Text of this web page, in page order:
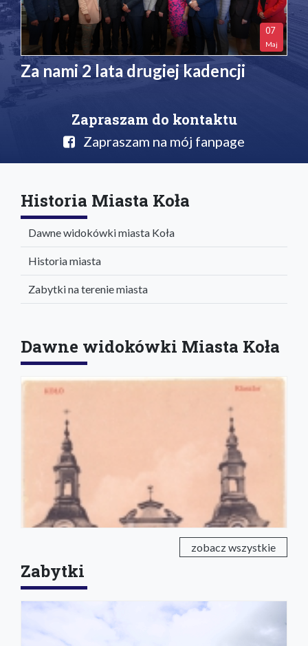
07
Maj
Za nami 2 lata drugiej kadencji
Zapraszam do kontaktu
Zapraszam na mój fanpage
Historia Miasta Koła
Dawne widokówki miasta Koła
Historia miasta
Zabytki na terenie miasta
Dawne widokówki Miasta Koła
zobacz wszystkie
Zabytki